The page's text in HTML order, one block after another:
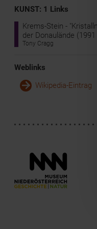
KUNST: 1 Links
Krems-Stein -
der Donaulände (1991
Tony Cragg
Weblinks
Wikipedia-Eintrag